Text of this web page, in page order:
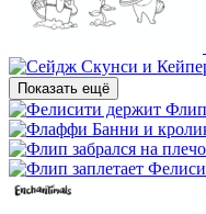
Показать ещё